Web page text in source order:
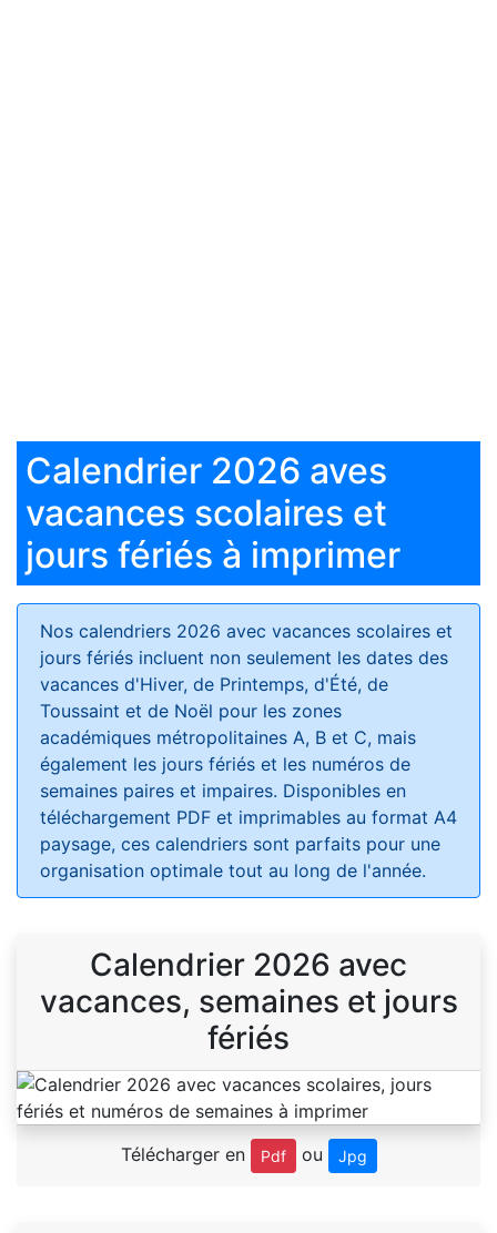
Calendrier 2026 aves
vacances scolaires et
jours fériés à imprimer
Nos calendriers 2026 avec vacances scolaires et
jours fériés incluent non seulement les dates des
vacances d'Hiver, de Printemps, d'Été, de
Toussaint et de Noël pour les zones
académiques métropolitaines A, B et C, mais
également les jours fériés et les numéros de
semaines paires et impaires. Disponibles en
téléchargement PDF et imprimables au format A4
paysage, ces calendriers sont parfaits pour une
organisation optimale tout au long de l'année.
Calendrier 2026 avec
vacances, semaines et jours
fériés
Télécharger en Pdf ou Jpg